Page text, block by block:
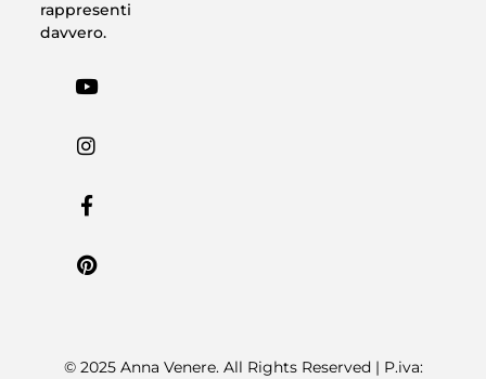
rappresenti
davvero.
© 2025 Anna Venere. All Rights Reserved | P.iva: